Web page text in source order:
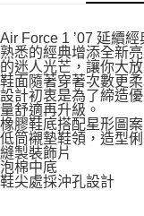
Air Force 1 ’07 延續
熟悉的經典增添全新
的迷人光芒，讓你大放
鞋面隨著穿著次數更
設計初衷是為了締造
量舒適再升級。
橡膠鞋底搭配星形圖
低筒襯墊鞋領，造型
縫製裝飾片
泡棉中底
鞋尖處採沖孔設計